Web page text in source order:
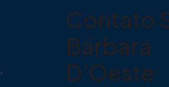
Contato
Bárbara
D'Oeste